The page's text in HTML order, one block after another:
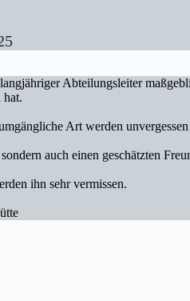
Abteilungsleiter
hat.
Art werden
auch einen geschätzten
ihn sehr vermissen.